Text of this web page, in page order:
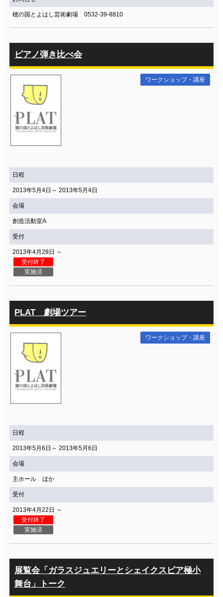
穂の国とよはし芸術劇場 0532-39-8810
ピアノ弾き比べ会
ワークショップ・講座
日程
2013年5月4日～ 2013年5月4日
会場
創造活動室A
受付
2013年4月28日 ～
受付終了
実施済
PLAT 劇場ツアー
ワークショップ・講座
日程
2013年5月6日～ 2013年5月6日
会場
主ホール ほか
受付
2013年4月22日 ～
受付終了
実施済
展覧会「ガラスジュエリーとシェイクスピア極小
舞台」トーク